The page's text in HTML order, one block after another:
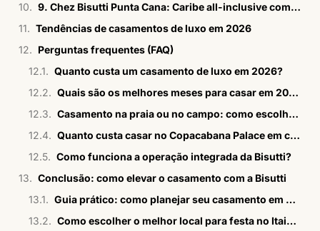
9. Chez Bisutti Punta Cana: Caribe all-inclusive com acesso facilitado
Tendências de casamentos de luxo em 2026
Perguntas frequentes (FAQ)
Quanto custa um casamento de luxo em 2026?
Quais são os melhores meses para casar em 2026?
Casamento na praia ou no campo: como escolher?
Quanto custa casar no Copacabana Palace em comparação com a Bisutti?
Como funciona a operação integrada da Bisutti?
Conclusão: como elevar o casamento com a Bisutti
Guia prático: como planejar seu casamento em Mendoza?
Como escolher o melhor local para festa no Itaim Bibi